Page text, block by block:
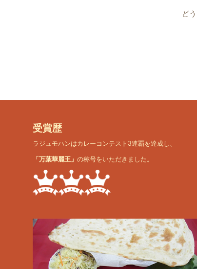
ど
受賞歴
ラジュモハンはカレーコンテスト3連覇を達成し、
「万葉華麗王」 の称号をいただきました。